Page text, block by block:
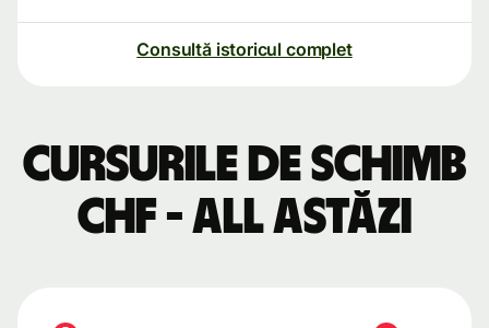
Consultă istoricul complet
Cursurile de schimb
CHF - ALL astăzi